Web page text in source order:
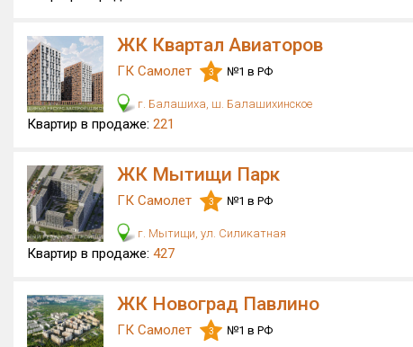
ЖК Квартал Авиаторов
ГК Самолет 3 №1 в РФ
г. Балашиха, ш. Балашихинское
Квартир в продаже: 221
ЖК Мытищи Парк
ГК Самолет 3 №1 в РФ
г. Мытищи, ул. Силикатная
Квартир в продаже: 427
ЖК Новоград Павлино
ГК Самолет 3 №1 в РФ